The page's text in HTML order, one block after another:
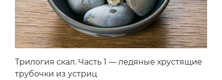
Трилогия скал. Часть 1 — ледяные хрустящие
трубочки из устриц